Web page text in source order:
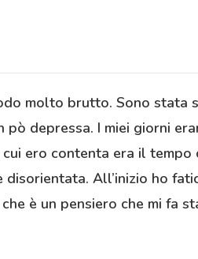
molto brutto. Sono stata
depressa. I miei giorni
cui ero contenta era il
disorientata. All’inizio ho
è un pensiero che mi fa